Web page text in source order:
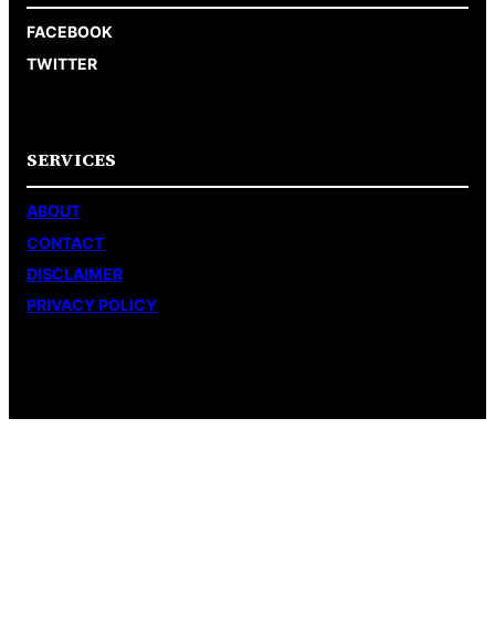
FACEBOOK
TWITTER
SERVICES
ABOUT
CONTACT
DISCLAIMER
PRIVACY POLICY